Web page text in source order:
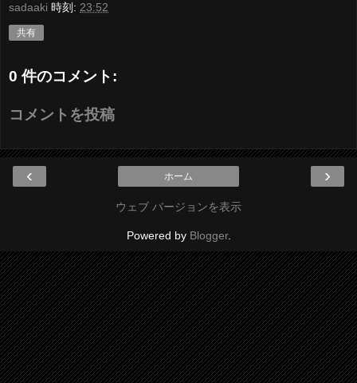
sadaaki 時刻: 23:52
共有
0 件のコメント:
コメントを投稿
‹ ›
ホーム
ウェブ バージョンを表示
Powered by Blogger.